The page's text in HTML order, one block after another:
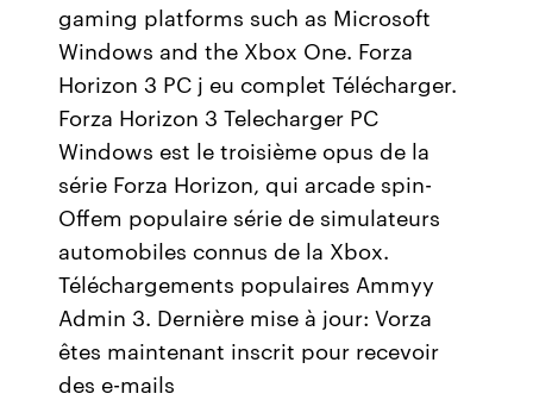
gaming platforms such as Microsoft
Windows and the Xbox One. Forza
Horizon 3 PC j eu complet Télécharger.
Forza Horizon 3 Telecharger PC
Windows est le troisième opus de la
série Forza Horizon, qui arcade spin-
Offem populaire série de simulateurs
automobiles connus de la Xbox.
Téléchargements populaires Ammyy
Admin 3. Dernière mise à jour: Vorza
êtes maintenant inscrit pour recevoir
des e-mails